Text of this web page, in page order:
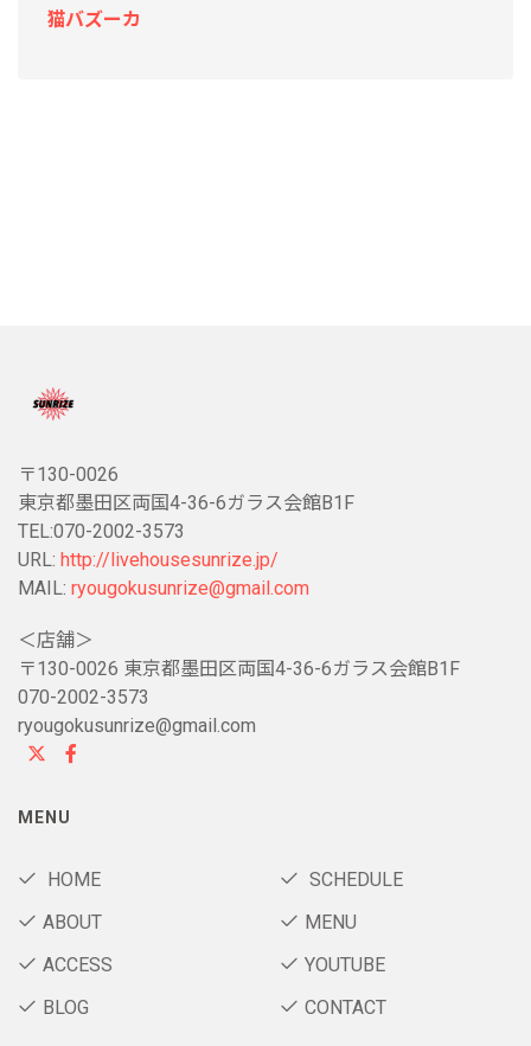
猫バズーカ
〒130-0026
東京都墨田区両国4-36-6ガラス会館B1F
TEL:070-2002-3573
URL: http://livehousesunrize.jp/
MAIL: ryougokusunrize@gmail.com
＜店舗＞
〒130-0026 東京都墨田区両国4-36-6ガラス会館B1F
070-2002-3573
ryougokusunrize@gmail.com
MENU
HOME
SCHEDULE
ABOUT
MENU
ACCESS
YOUTUBE
BLOG
CONTACT